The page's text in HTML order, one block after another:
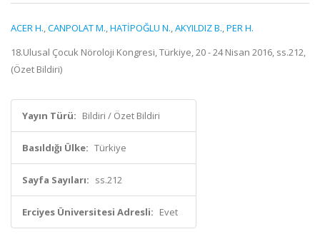
ACER H.,CANPOLAT M.,HATİPOĞLU N.,AKYILDIZ B.,PER H.
18.Ulusal Çocuk Nöroloji Kongresi, Türkiye, 20 - 24 Nisan 2016, ss.212,
(Özet Bildiri)
Yayın Türü: Bildiri / Özet Bildiri
Basıldığı Ülke: Türkiye
Sayfa Sayıları: ss.212
Erciyes Üniversitesi Adresli: Evet